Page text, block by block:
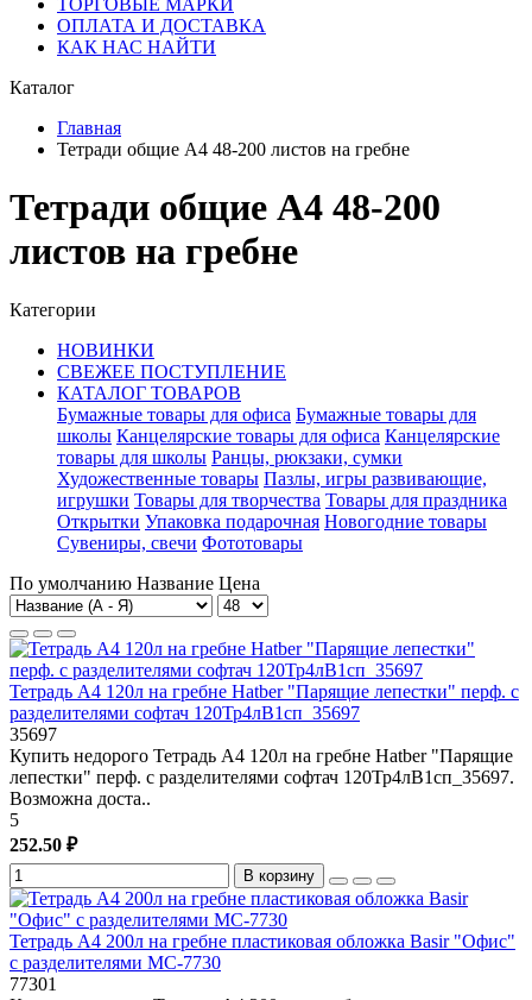
ТОРГОВЫЕ МАРКИ
ОПЛАТА И ДОСТАВКА
КАК НАС НАЙТИ
Каталог
Главная
Тетради общие А4 48-200 листов на гребне
Тетради общие А4 48-200
листов на гребне
Категории
НОВИНКИ
СВЕЖЕЕ ПОСТУПЛЕНИЕ
КАТАЛОГ ТОВАРОВ
Бумажные товары для офиса Бумажные товары для
школы Канцелярские товары для офиса Канцелярские
товары для школы Ранцы, рюкзаки, сумки
Художественные товары Пазлы, игры развивающие,
игрушки Товары для творчества Товары для праздника
Открытки Упаковка подарочная Новогодние товары
Сувениры, свечи Фототовары
По умолчанию Название Цена
Тетрадь А4 120л на гребне Hatber "Парящие лепестки" перф. с
разделителями софтач 120Тр4лB1сп_35697
35697
Купить недорого Тетрадь А4 120л на гребне Hatber "Парящие
лепестки" перф. с разделителями софтач 120Тр4лB1сп_35697.
Возможна доста..
5
252.50 ₽
В корзину
Тетрадь А4 200л на гребне пластиковая обложка Basir "Офис"
с разделителями МС-7730
77301